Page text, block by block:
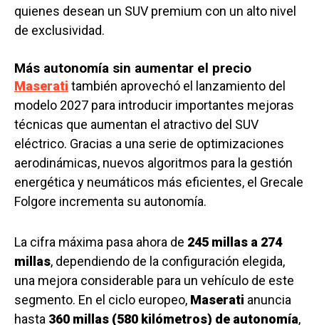
quienes desean un SUV premium con un alto nivel
de exclusividad.
Más autonomía sin aumentar el precio
Maserati también aprovechó el lanzamiento del
modelo 2027 para introducir importantes mejoras
técnicas que aumentan el atractivo del SUV
eléctrico. Gracias a una serie de optimizaciones
aerodinámicas, nuevos algoritmos para la gestión
energética y neumáticos más eficientes, el Grecale
Folgore incrementa su autonomía.
La cifra máxima pasa ahora de 245 millas a 274
millas, dependiendo de la configuración elegida,
una mejora considerable para un vehículo de este
segmento. En el ciclo europeo, Maserati anuncia
hasta 360 millas (580 kilómetros) de autonomía,